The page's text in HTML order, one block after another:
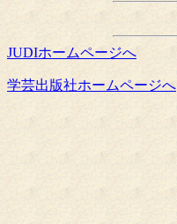
JUDIホームページへ
学芸出版社ホームページへ